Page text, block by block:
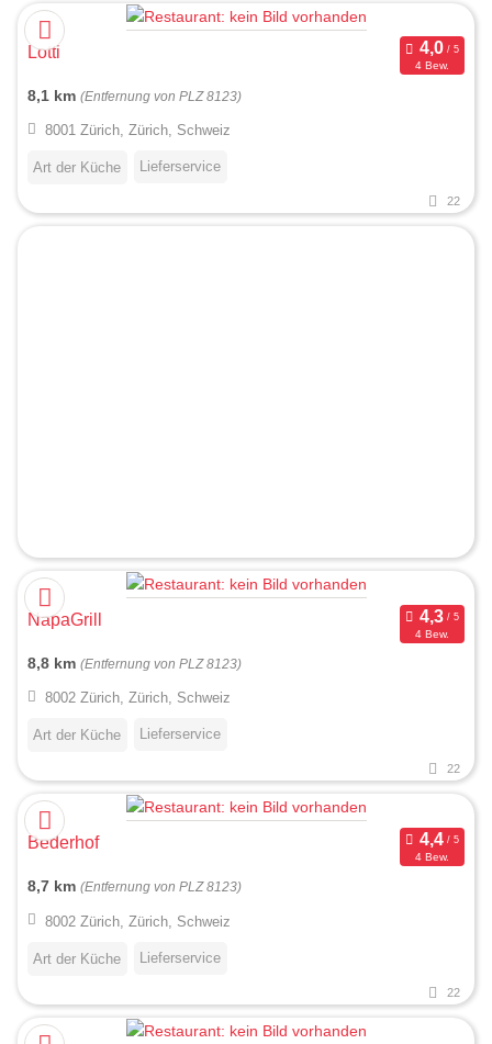
Lotti
4 Bew.
8,1 km (Entfernung von PLZ 8123)
8001 Zürich, Zürich, Schweiz
Art der Küche Lieferservice
22
NapaGrill
4 Bew.
8,8 km (Entfernung von PLZ 8123)
8002 Zürich, Zürich, Schweiz
Art der Küche Lieferservice
22
Bederhof
4 Bew.
8,7 km (Entfernung von PLZ 8123)
8002 Zürich, Zürich, Schweiz
Art der Küche Lieferservice
22